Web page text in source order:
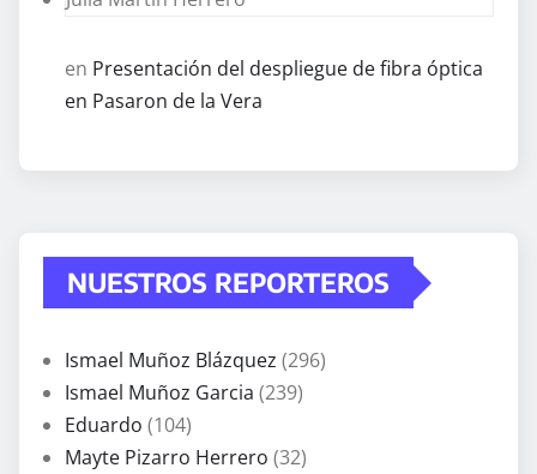
en Presentación del despliegue de fibra óptica
en Pasaron de la Vera
NUESTROS REPORTEROS
Ismael Muñoz Blázquez (296)
Ismael Muñoz Garcia (239)
Eduardo (104)
Mayte Pizarro Herrero (32)